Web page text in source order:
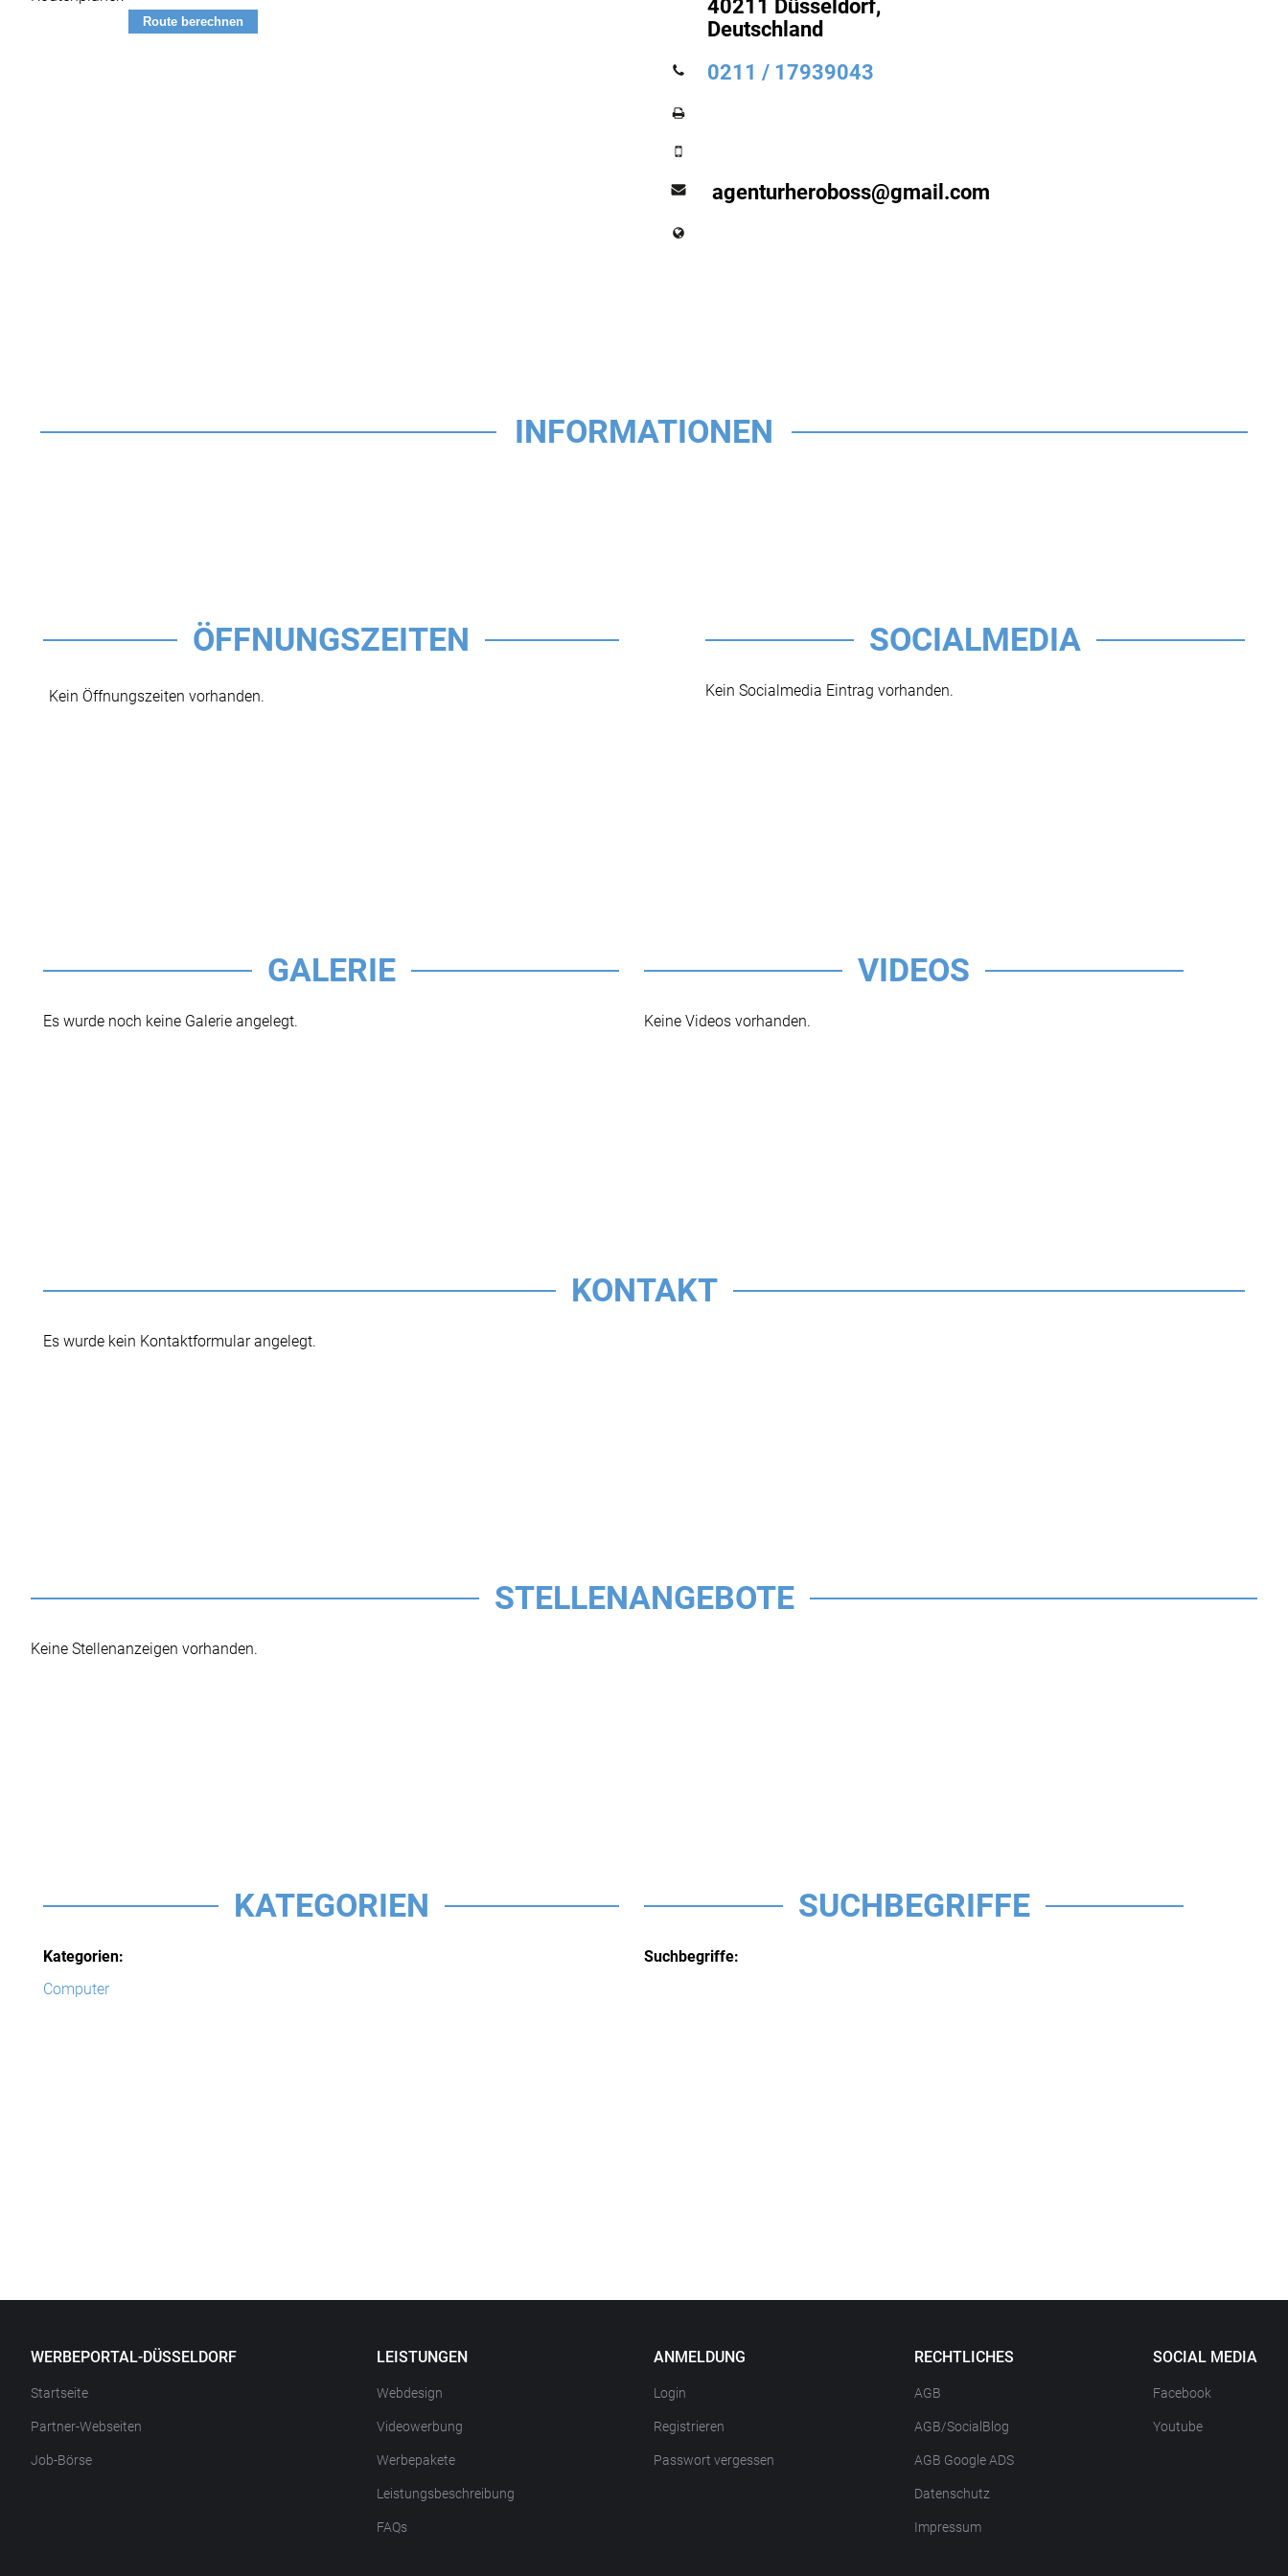
40211 Düsseldorf,
Deutschland
0211 / 17939043
agenturheroboss@gmail.com
INFORMATIONEN
ÖFFNUNGSZEITEN
Kein Öffnungszeiten vorhanden.
SOCIALMEDIA
Kein Socialmedia Eintrag vorhanden.
GALERIE
Es wurde noch keine Galerie angelegt.
VIDEOS
Keine Videos vorhanden.
KONTAKT
Es wurde kein Kontaktformular angelegt.
STELLENANGEBOTE
Keine Stellenanzeigen vorhanden.
KATEGORIEN
Kategorien:
Computer
SUCHBEGRIFFE
Suchbegriffe:
WERBEPORTAL-DÜSSELDORF
Startseite
Partner-Webseiten
Job-Börse
LEISTUNGEN
Webdesign
Videowerbung
Werbepakete
Leistungsbeschreibung
FAQs
ANMELDUNG
Login
Registrieren
Passwort vergessen
RECHTLICHES
AGB
AGB/SocialBlog
AGB Google ADS
Datenschutz
Impressum
SOCIAL MEDIA
Facebook
Youtube